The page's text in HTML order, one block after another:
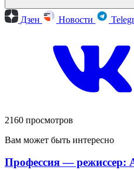
Дзен Новости
2160 просмотров
Вам может быть интересно
Профессия — режиссер: